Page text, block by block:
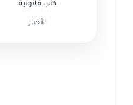
كتب قانونية
الأخبار